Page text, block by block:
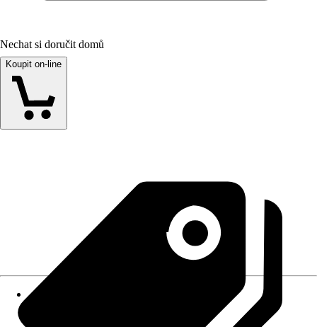
Nechat si doručit domů
Koupit on-line